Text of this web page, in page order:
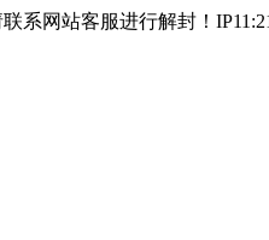
系网站客服进行解封！